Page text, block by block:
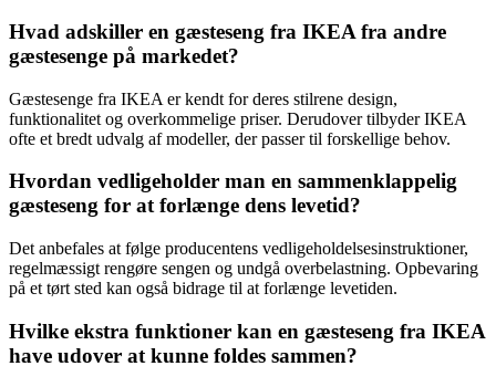
Hvad adskiller en gæsteseng fra IKEA fra andre
gæstesenge på markedet?
Gæstesenge fra IKEA er kendt for deres stilrene design,
funktionalitet og overkommelige priser. Derudover tilbyder IKEA
ofte et bredt udvalg af modeller, der passer til forskellige behov.
Hvordan vedligeholder man en sammenklappelig
gæsteseng for at forlænge dens levetid?
Det anbefales at følge producentens vedligeholdelsesinstruktioner,
regelmæssigt rengøre sengen og undgå overbelastning. Opbevaring
på et tørt sted kan også bidrage til at forlænge levetiden.
Hvilke ekstra funktioner kan en gæsteseng fra IKEA
have udover at kunne foldes sammen?